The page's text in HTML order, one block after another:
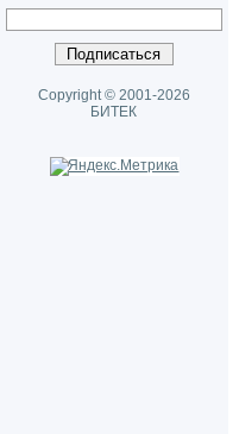
Copyright © 2001-2026
БИТЕК